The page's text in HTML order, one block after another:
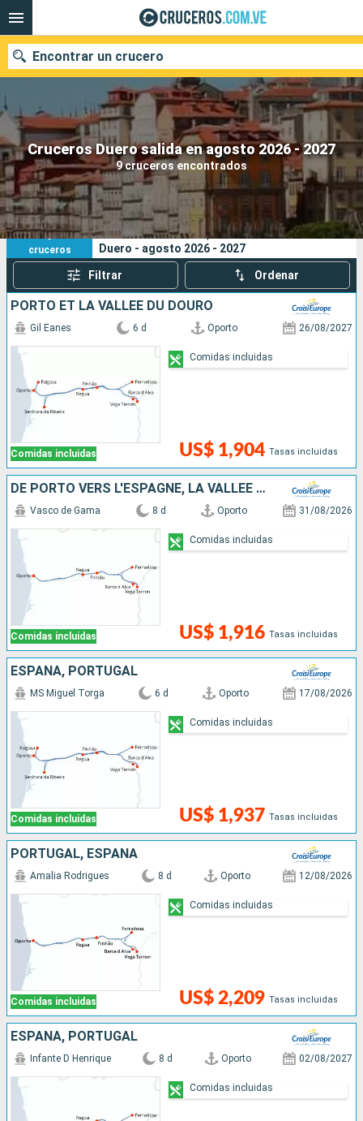
Cruceros Duero salida en agosto 2026 - 2027
9 cruceros encontrados
Encontrar un crucero
Nuestros destinos
Fecha de salida
Puertos Compañías
Buscar
9
cruceros
Sus criterios de búsqueda:
Duero - agosto 2026 - 2027
Filtrar Ordenar
PORTO ET LA VALLÉE DU DOURO
Comidas incluidas
Gil Eanes 6 d Oporto 26/08/2027
US$ 1,904 Tasas incluidas
Comidas incluidas
DE PORTO VERS L'ESPAGNE, LA VALLÉE DU DOURO (PORTUGAL) ET SALAMANQUE (ESPAGNE)
Comidas incluidas
Vasco de Gama 8 d Oporto 31/08/2026
US$ 1,916 Tasas incluidas
Comidas incluidas
ESPAÑA, PORTUGAL
Comidas incluidas
MS Miguel Torga 6 d Oporto 17/08/2026
US$ 1,937 Tasas incluidas
Comidas incluidas
PORTUGAL, ESPAÑA
Comidas incluidas
Amalia Rodrigues 8 d Oporto 12/08/2026
US$ 2,209 Tasas incluidas
Comidas incluidas
ESPAÑA, PORTUGAL
Infante D Henrique 8 d Oporto 02/08/2027
Comidas incluidas